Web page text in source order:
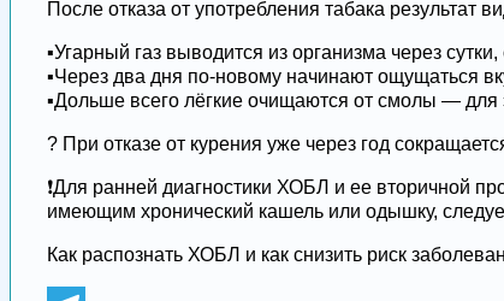
После отказа от употребления табака результат
▪️Угарный газ выводится из организма через
▪️Через два дня по-новому начинают ощущаться
▪️Дольше всего лёгкие очищаются от смолы — для
? При отказе от курения уже через год
❗️Для ранней диагностики ХОБЛ и ее вторичной
имеющим хронический кашель или одышку,
Как распознать ХОБЛ и как снизить риск